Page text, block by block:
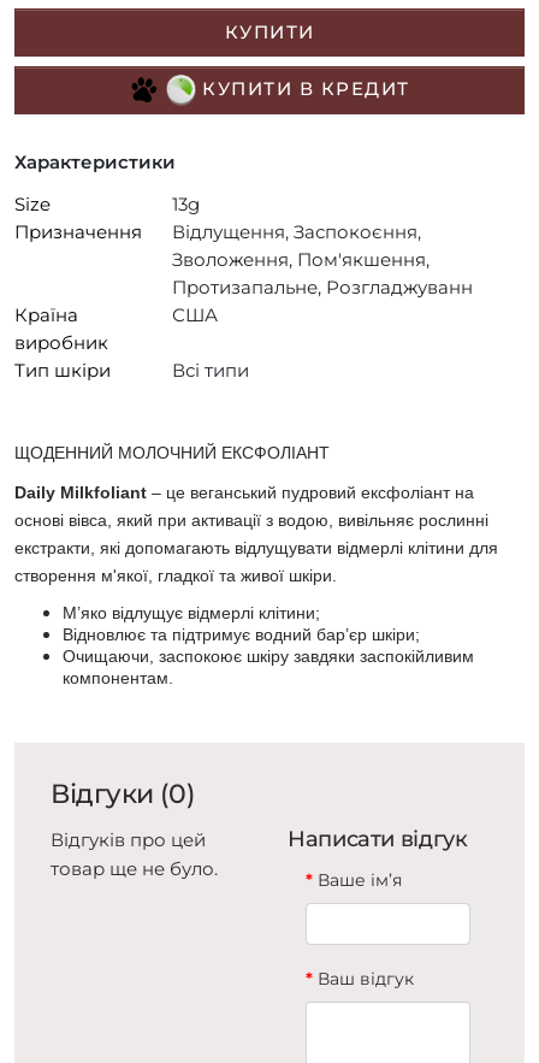
КУПИТИ
КУПИТИ В КРЕДИТ
Характеристики
Size
13g
Призначення
Відлущення, Заспокоєння,
Зволоження, Пом'якшення,
Протизапальне, Розгладжуванн
Країна
виробник
США
Тип шкіри Всі типи
ЩОДЕННИЙ МОЛОЧНИЙ ЕКСФОЛІАНТ
Daily Milkfoliant – це веганський пудровий ексфоліант на
основі вівса, який при активації з водою, вивільняє рослинні
екстракти, які допомагають відлущувати відмерлі клітини для
створення м'якої, гладкої та живої шкіри.
М’яко відлущує відмерлі клітини;
Відновлює та підтримує водний бар’єр шкіри;
Очищаючи, заспокоює шкіру завдяки заспокійливим
компонентам.
Відгуки (0)
Відгуків про цей
товар ще не було.
Написати відгук
Ваше ім’я
Ваш відгук